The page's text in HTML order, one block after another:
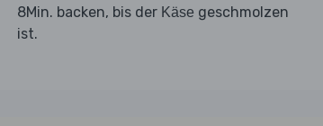
8Min. backen, bis der Käse geschmolzen
ist.